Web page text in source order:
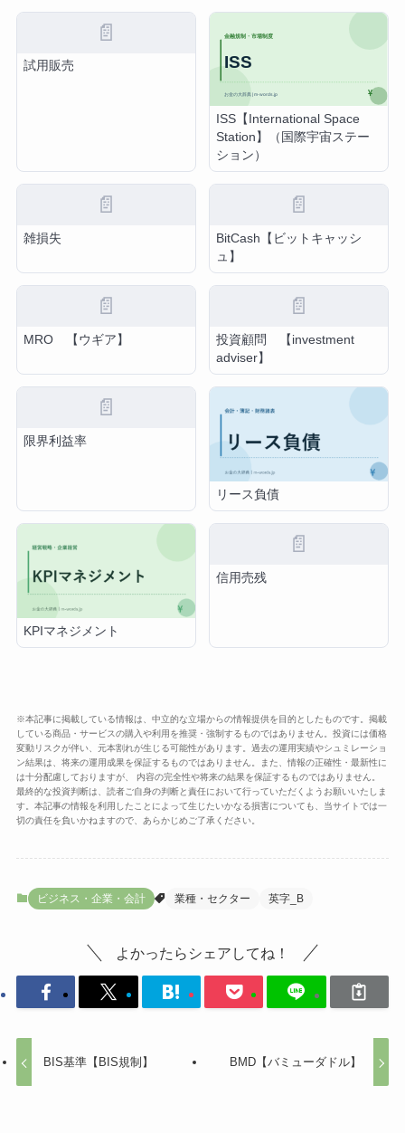
📄
試用販売
ISS【International Space
Station】（国際宇宙ステー
ション）
📄
雑損失
📄
BitCash【ビットキャッシ
ュ】
📄
MRO 【ウギア】
📄
投資顧問 【investment
adviser】
📄
限界利益率
リース負債
KPIマネジメント
📄
信用売残
※本記事に掲載している情報は、中立的な立場からの情報提供を目的としたものです。掲載
している商品・サービスの購入や利用を推奨・強制するものではありません。投資には価格
変動リスクが伴い、元本割れが生じる可能性があります。過去の運用実績やシュミレーショ
ン結果は、将来の運用成果を保証するものではありません。また、情報の正確性・最新性に
は十分配慮しておりますが、 内容の完全性や将来の結果を保証するものではありません。
最終的な投資判断は、読者ご自身の判断と責任において行っていただくようお願いいたしま
す。本記事の情報を利用したことによって生じたいかなる損害についても、当サイトでは一
切の責任を負いかねますので、あらかじめご了承ください。
ビジネス・企業・会計 業種・セクター 英字_B
よかったらシェアしてね！
BIS基準【BIS規制】 BMD【バミューダドル】